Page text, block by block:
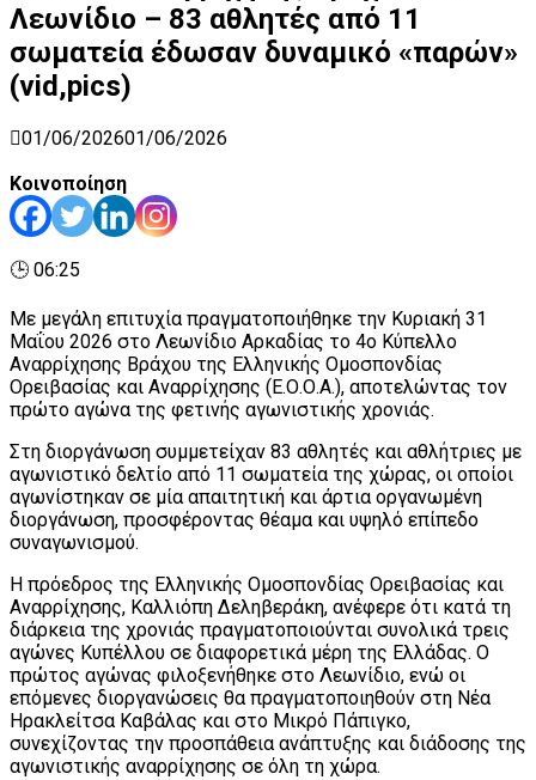
Λεωνίδιο – 83 αθλητές από 11
σωματεία έδωσαν δυναμικό «παρών»
(vid,pics)
01/06/202601/06/2026
Κοινοποίηση
🕒 06:25
Με μεγάλη επιτυχία πραγματοποιήθηκε την Κυριακή 31
Μαΐου 2026 στο Λεωνίδιο Αρκαδίας το 4ο Κύπελλο
Αναρρίχησης Βράχου της Ελληνικής Ομοσπονδίας
Ορειβασίας και Αναρρίχησης (Ε.Ο.Ο.Α.), αποτελώντας τον
πρώτο αγώνα της φετινής αγωνιστικής χρονιάς.
Στη διοργάνωση συμμετείχαν 83 αθλητές και αθλήτριες με
αγωνιστικό δελτίο από 11 σωματεία της χώρας, οι οποίοι
αγωνίστηκαν σε μία απαιτητική και άρτια οργανωμένη
διοργάνωση, προσφέροντας θέαμα και υψηλό επίπεδο
συναγωνισμού.
Η πρόεδρος της Ελληνικής Ομοσπονδίας Ορειβασίας και
Αναρρίχησης, Καλλιόπη Δεληβεράκη, ανέφερε ότι κατά τη
διάρκεια της χρονιάς πραγματοποιούνται συνολικά τρεις
αγώνες Κυπέλλου σε διαφορετικά μέρη της Ελλάδας. Ο
πρώτος αγώνας φιλοξενήθηκε στο Λεωνίδιο, ενώ οι
επόμενες διοργανώσεις θα πραγματοποιηθούν στη Νέα
Ηρακλείτσα Καβάλας και στο Μικρό Πάπιγκο,
συνεχίζοντας την προσπάθεια ανάπτυξης και διάδοσης της
αγωνιστικής αναρρίχησης σε όλη τη χώρα.